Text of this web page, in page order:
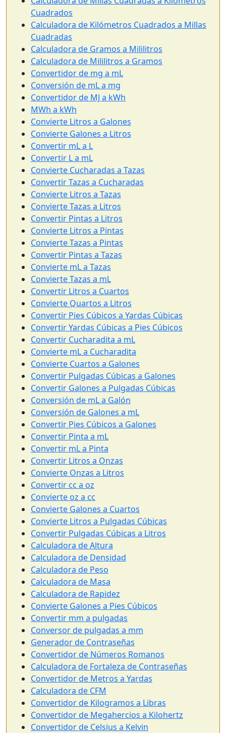
Cuadrados
Calculadora de Kilómetros Cuadrados a Millas
Cuadradas
Calculadora de Gramos a Mililitros
Calculadora de Mililitros a Gramos
Convertidor de mg a mL
Conversión de mL a mg
Convertidor de MJ a kWh
MWh a kWh
Convierte Litros a Galones
Convierte Galones a Litros
Convertir mL a L
Convertir L a mL
Convierte Cucharadas a Tazas
Convertir Tazas a Cucharadas
Convierte Litros a Tazas
Convierte Tazas a Litros
Convertir Pintas a Litros
Convierte Litros a Pintas
Convierte Tazas a Pintas
Convertir Pintas a Tazas
Convierte mL a Tazas
Convierte Tazas a mL
Convertir Litros a Cuartos
Convierte Quartos a Litros
Convertir Pies Cúbicos a Yardas Cúbicas
Convertir Yardas Cúbicas a Pies Cúbicos
Convertir Cucharadita a mL
Convierte mL a Cucharadita
Convierte Cuartos a Galones
Convertir Pulgadas Cúbicas a Galones
Convertir Galones a Pulgadas Cúbicas
Conversión de mL a Galón
Conversión de Galones a mL
Convertir Pies Cúbicos a Galones
Convertir Pinta a mL
Convertir mL a Pinta
Convertir Litros a Onzas
Convierte Onzas a Litros
Convertir cc a oz
Convierte oz a cc
Convierte Galones a Cuartos
Convierte Litros a Pulgadas Cúbicas
Convertir Pulgadas Cúbicas a Litros
Calculadora de Altura
Calculadora de Densidad
Calculadora de Peso
Calculadora de Masa
Calculadora de Rapidez
Convierte Galones a Pies Cúbicos
Convertir mm a pulgadas
Conversor de pulgadas a mm
Generador de Contraseñas
Convertidor de Números Romanos
Calculadora de Fortaleza de Contraseñas
Convertidor de Metros a Yardas
Calculadora de CFM
Convertidor de Kilogramos a Libras
Convertidor de Megahercios a Kilohertz
Convertidor de Celsius a Kelvin